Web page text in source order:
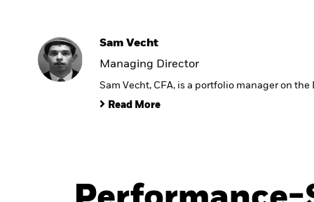
Sam Vecht
Managing Director
Sam Vecht, CFA, is a portfolio manager on
Read More